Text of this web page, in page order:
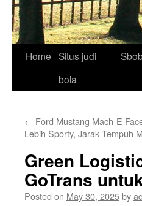
Home Situs judi
bola
← Ford Mustang Mach-E
Lebih Sporty, Jarak Tempuh
Green
GoTrans
Posted on May 30, 2025by